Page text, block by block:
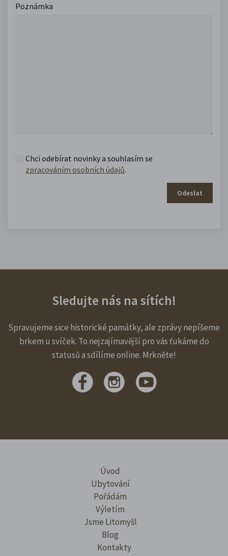
Poznámka
Chci odebírat novinky a souhlasím se
zpracováním osobních údajů.
Odeslat
Sledujte nás na sítích!
Spravujeme sice historické památky, ale zprávy nepíšeme
brkem u svíček. To nejzajímavější pro vás ťukáme do
statusů a sdílíme online. Mrkněte!
Úvod
Ubytování
Pořádám
Výletím
Jsme Litomyšl
Blog
Kontakty